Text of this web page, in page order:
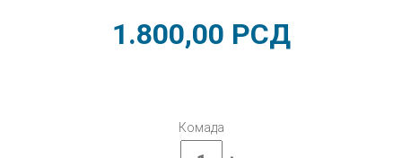
1.800,00 РСД
Комада